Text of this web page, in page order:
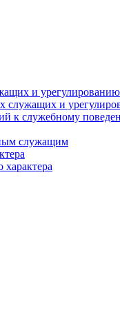
и урегулированию
и
к служебному
служащим
характера